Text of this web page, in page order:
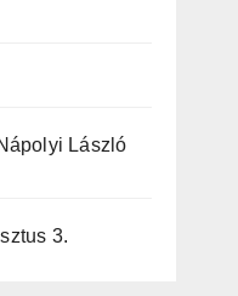
László
3.